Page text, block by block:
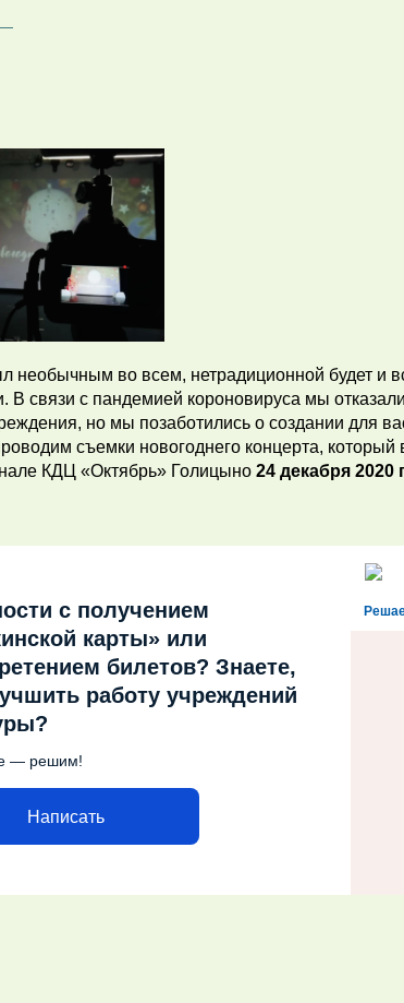
необычным во всем, нетрадиционной будет и
В связи с пандемией короновируса мы
но мы позаботились о создании для
съемки новогоднего концерта,
КДЦ «Октябрь» Голицыно 24 декабря 2020
с получением
карты» или
билетов? Знаете,
работу учреждений
— решим!
Написать